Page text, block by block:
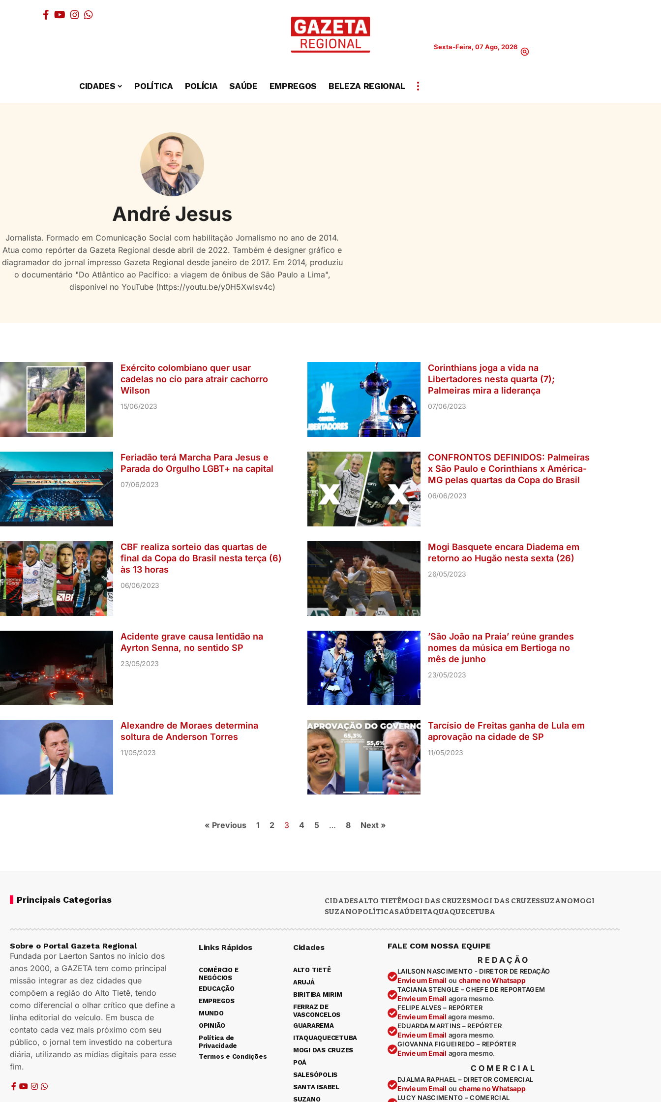
Sexta-Feira, 07 Ago, 2026
CIDADES POLÍTICA POLÍCIA SAÚDE EMPREGOS BELEZA REGIONAL
André Jesus
Jornalista. Formado em Comunicação Social com habilitação Jornalismo no ano de 2014.
Atua como repórter da Gazeta Regional desde abril de 2022. Também é designer gráfico e
diagramador do jornal impresso Gazeta Regional desde janeiro de 2017. Em 2014, produziu
o documentário "Do Atlântico ao Pacífico: a viagem de ônibus de São Paulo a Lima",
disponível no YouTube (https://youtu.be/y0H5XwIsv4c)
Exército colombiano quer usar
cadelas no cio para atrair cachorro
Wilson
15/06/2023
Corinthians joga a vida na
Libertadores nesta quarta (7);
Palmeiras mira a liderança
07/06/2023
Feriadão terá Marcha Para Jesus e
Parada do Orgulho LGBT+ na capital
07/06/2023
CONFRONTOS DEFINIDOS: Palmeiras
x São Paulo e Corinthians x América-
MG pelas quartas da Copa do Brasil
06/06/2023
CBF realiza sorteio das quartas de
final da Copa do Brasil nesta terça (6)
às 13 horas
06/06/2023
Mogi Basquete encara Diadema em
retorno ao Hugão nesta sexta (26)
26/05/2023
Acidente grave causa lentidão na
Ayrton Senna, no sentido SP
23/05/2023
’São João na Praia’ reúne grandes
nomes da música em Bertioga no
mês de junho
23/05/2023
Alexandre de Moraes determina
soltura de Anderson Torres
11/05/2023
Tarcísio de Freitas ganha de Lula em
aprovação na cidade de SP
11/05/2023
« Previous 1 2 3 4 5 … 8 Next »
Principais Categorias CIDADESALTO TIETÊMOGI DAS CRUZESMOGI DAS CRUZESSUZANOMOGI
SUZANOPOLÍTICASAÚDEITAQUAQUECETUBA
Sobre o Portal Gazeta Regional
Fundada por Laerton Santos no início dos
anos 2000, a GAZETA tem como principal
missão integrar as dez cidades que
compõem a região do Alto Tietê, tendo
como diferencial o olhar crítico que define a
linha editorial do veículo. Em busca de
contato cada vez mais próximo com seu
público, o jornal tem investido na cobertura
diária, utilizando as mídias digitais para esse
fim.
Links Rápidos
COMÉRCIO E
NEGÓCIOS
EDUCAÇÃO
EMPREGOS
MUNDO
OPINIÃO
Política de
Privacidade
Termos e Condições
Cidades
ALTO TIETÊ
ARUJÁ
BIRITIBA MIRIM
FERRAZ DE
VASCONCELOS
GUARAREMA
ITAQUAQUECETUBA
MOGI DAS CRUZES
POÁ
SALESÓPOLIS
SANTA ISABEL
SUZANO
FALE COM NOSSA EQUIPE
REDAÇÃO
LAILSON NASCIMENTO - DIRETOR DE REDAÇÃO
Envie um Email ou chame no Whatsapp
TACIANA STENGLE – CHEFE DE REPORTAGEM
Envie um Email agora mesmo.
FELIPE ALVES – REPÓRTER
Envie um Email agora mesmo.
EDUARDA MARTINS – REPÓRTER
Envie um Email agora mesmo.
GIOVANNA FIGUEIREDO – REPÓRTER
Envie um Email agora mesmo.
COMERCIAL
DJALMA RAPHAEL – DIRETOR COMERCIAL
Envie um Email ou chame no Whatsapp
LUCY NASCIMENTO – COMERCIAL